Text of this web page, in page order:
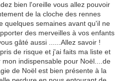
bien l'oreille vous allez pouvoir
de la cloche des rennes
quelques semaines avant qu'il ne
des merveilles à vos enfants
gâté aussi ......Allez savoir !
de risque et j'ai faits ma liste et
indispensable pour Noël....de
de Noël est bien présente à la